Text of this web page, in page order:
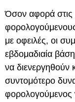
Όσον αφορά στις
με οφειλές, οι
εβδομαδιαία
να διενεργηθούν
συντομότερο
φορολογούμενος